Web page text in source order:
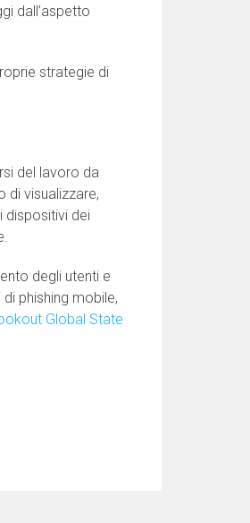
dall’aspetto
strategie di
del lavoro da
di visualizzare,
dispositivi dei
degli utenti e
phishing mobile,
Global State